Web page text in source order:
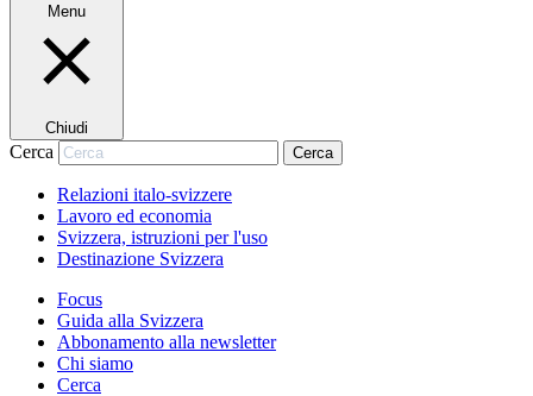
Menu
Chiudi
Cerca Cerca
Relazioni italo-svizzere
Lavoro ed economia
Svizzera, istruzioni per l'uso
Destinazione Svizzera
Focus
Guida alla Svizzera
Abbonamento alla newsletter
Chi siamo
Cerca